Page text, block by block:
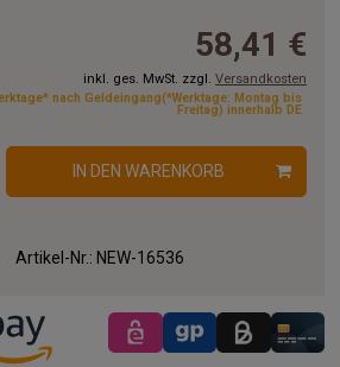
58,41 €
inkl. ges. MwSt. zzgl. Versandkosten
nach Geldeingang(*Werktage: Montag bis
Freitag) innerhalb DE
IN DEN WARENKORB
Artikel-Nr.: NEW-16536